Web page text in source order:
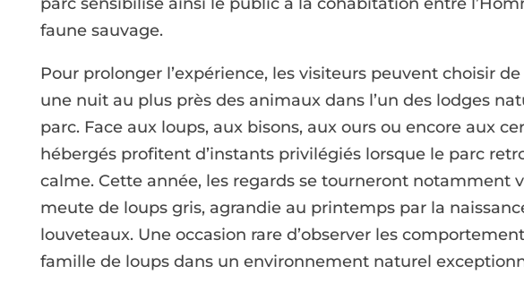
faune sauvage.
Pour prolonger l’expérience, les visiteurs peuvent choisir de
une nuit au plus près des animaux dans l’un des lodges
parc. Face aux loups, aux bisons, aux ours ou encore aux
hébergés profitent d’instants privilégiés lorsque le parc
calme. Cette année, les regards se tourneront notamment
meute de loups gris, agrandie au printemps par la
louveteaux. Une occasion rare d’observer les
famille de loups dans un environnement naturel